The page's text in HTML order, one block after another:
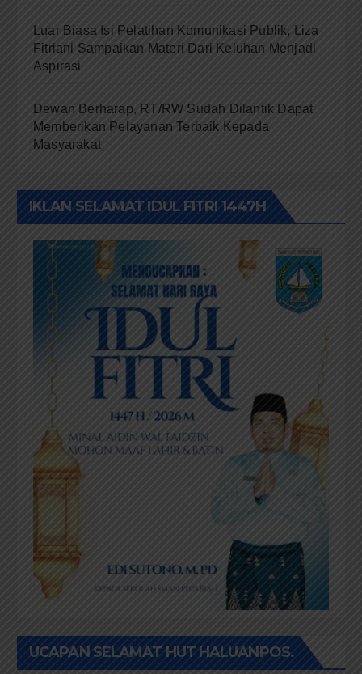
Luar Biasa Isi Pelatihan Komunikasi Publik, Liza
Fitriani Sampaikan Materi Dari Keluhan Menjadi
Aspirasi
Dewan Berharap, RT/RW Sudah Dilantik Dapat
Memberikan Pelayanan Terbaik Kepada
Masyarakat
IKLAN SELAMAT IDUL FITRI 1447H
UCAPAN SELAMAT HUT HALUANPOS.